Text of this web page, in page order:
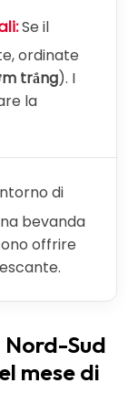
Se il
ordinate
trắng). I
la
di
bevanda
offrire
Sud
mese di